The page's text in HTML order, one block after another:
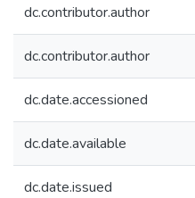
dc.contributor.author
dc.contributor.author
dc.date.accessioned
dc.date.available
dc.date.issued